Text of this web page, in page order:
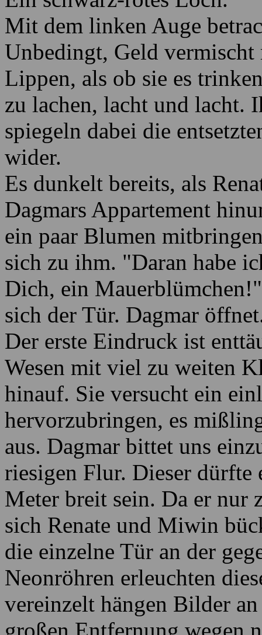
Mit dem linken Auge
Unbedingt, Geld
Lippen, als ob sie es
zu lachen, lacht und lacht.
spiegeln dabei die
wider.
Es dunkelt bereits, als
Dagmars Appartement
ein paar Blumen
sich zu ihm. "Daran habe
Dich, ein
sich der Tür. Dagmar
Der erste Eindruck ist
Wesen mit viel zu weiten
hinauf. Sie versucht ein
hervorzubringen, es
aus. Dagmar bittet uns
riesigen Flur. Dieser
Meter breit sein. Da er nur
sich Renate und Miwin
die einzelne Tür an der
Neonröhren erleuchten
vereinzelt hängen Bilder